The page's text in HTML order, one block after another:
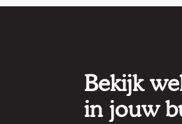
Bekijk
in jouw